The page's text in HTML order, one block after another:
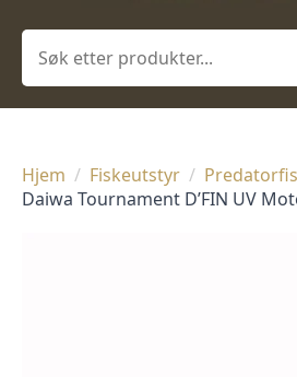
Søk
Hjem Fiskeutstyr
Daiwa Tournament D’FIN UV